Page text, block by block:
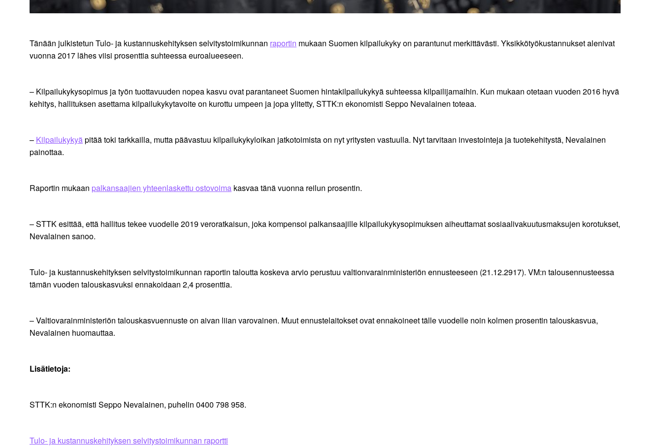
Tänään julkistetun Tulo- ja kustannuskehityksen selvitystoimikunnan raportin mukaan Suomen kilpailukyky on parantunut merkittävästi. Yksikkötyökustannukset alenivat
vuonna 2017 lähes viisi prosenttia suhteessa euroalueeseen.
– Kilpailukykysopimus ja työn tuottavuuden nopea kasvu ovat parantaneet Suomen hintakilpailukykyä suhteessa kilpailijamaihin. Kun mukaan otetaan vuoden 2016 hyvä
kehitys, hallituksen asettama kilpailukykytavoite on kurottu umpeen ja jopa ylitetty, STTK:n ekonomisti Seppo Nevalainen toteaa.
– Kilpailukykyäpitää toki tarkkailla, mutta päävastuu kilpailukykyloikan jatkotoimista on nyt yritysten vastuulla. Nyt tarvitaan investointeja ja tuotekehitystä, Nevalainen
painottaa.
Raportin mukaan palkansaajien yhteenlaskettu ostovoima kasvaa tänä vuonna reilun prosentin.
– STTK esittää, että hallitus tekee vuodelle 2019 veroratkaisun, joka kompensoi palkansaajille kilpailukykysopimuksen aiheuttamat sosiaalivakuutusmaksujen korotukset,
Nevalainen sanoo.
Tulo- ja kustannuskehityksen selvitystoimikunnan raportin taloutta koskeva arvio perustuu valtionvarainministeriön ennusteeseen (21.12.2917). VM:n talousennusteessa
tämän vuoden talouskasvuksi ennakoidaan 2,4 prosenttia.
– Valtiovarainministeriön talouskasvuennuste on aivan liian varovainen. Muut ennustelaitokset ovat ennakoineet tälle vuodelle noin kolmen prosentin talouskasvua,
Nevalainen huomauttaa.
Lisätietoja:
STTK:n ekonomisti Seppo Nevalainen, puhelin 0400 798 958.
Tulo- ja kustannuskehityksen selvitystoimikunnan raportti